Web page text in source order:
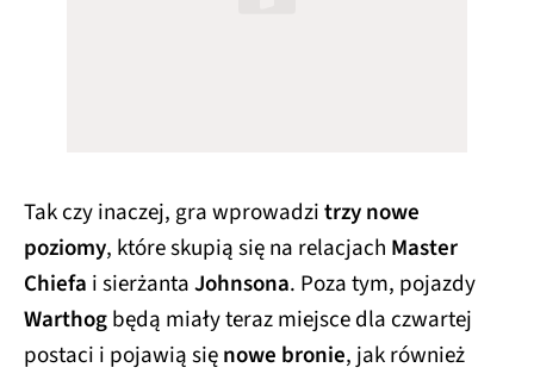
Tak czy inaczej, gra wprowadzitrzy nowe
poziomy, które skupią się na relacjach Master
Chiefa i sierżantaJohnsona. Poza tym, pojazdy
Warthogbędą miały teraz miejsce dla czwartej
postaci i pojawią sięnowe bronie, jak również